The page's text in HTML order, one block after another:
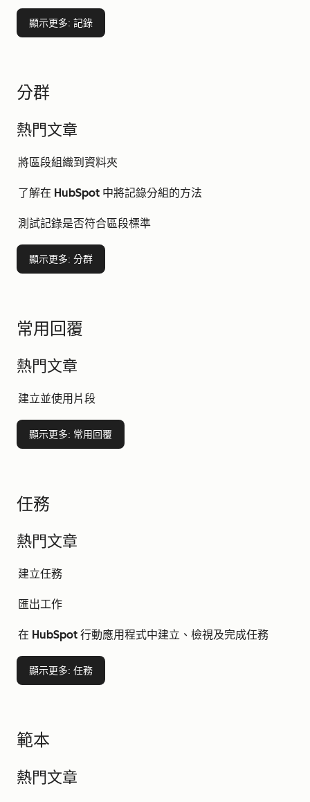
顯示更多: 記錄
分群
熱門文章
將區段組織到資料夾
了解在 HubSpot 中將記錄分組的方法
測試記錄是否符合區段標準
顯示更多: 分群
常用回覆
熱門文章
建立並使用片段
顯示更多: 常用回覆
任務
熱門文章
建立任務
匯出工作
在 HubSpot 行動應用程式中建立、檢視及完成任務
顯示更多: 任務
範本
熱門文章